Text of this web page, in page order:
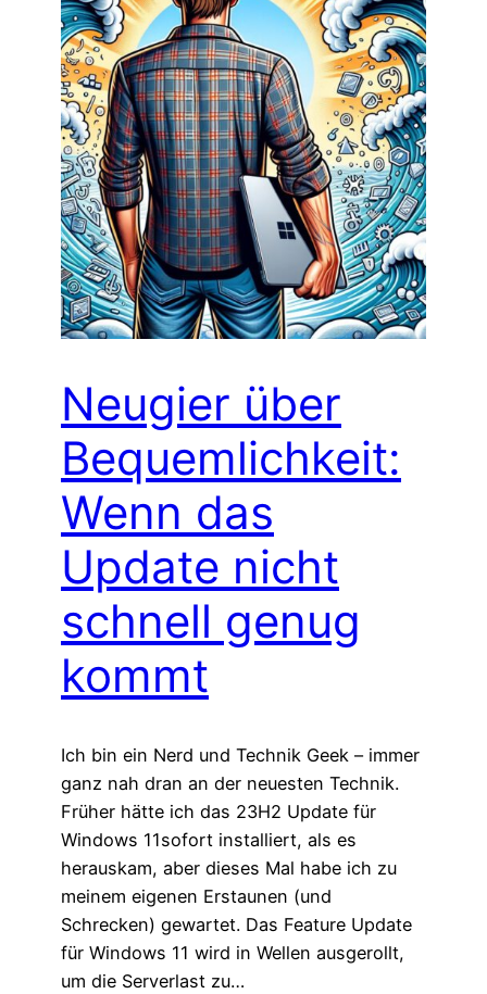
Neugier über
Bequemlichkeit:
Wenn das
Update nicht
schnell genug
kommt
Ich bin ein Nerd und Technik Geek – immer
ganz nah dran an der neuesten Technik.
Früher hätte ich das 23H2 Update für
Windows 11sofort installiert, als es
herauskam, aber dieses Mal habe ich zu
meinem eigenen Erstaunen (und
Schrecken) gewartet. Das Feature Update
für Windows 11 wird in Wellen ausgerollt,
um die Serverlast zu…